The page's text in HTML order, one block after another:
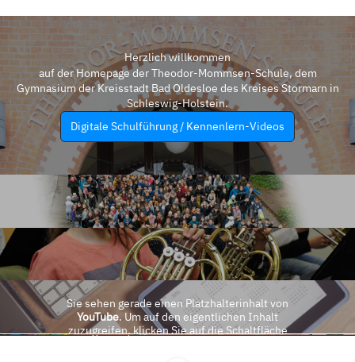
Herzlich willkommen
auf der Homepage der Theodor-Mommsen-Schule, dem
Gymnasium der Kreisstadt Bad Oldesloe des Kreises Stormarn in
Schleswig-Holstein.
Digitale Schulführung / Kennenlern-Videos
Sie sehen gerade einen Platzhalterinhalt von
YouTube. Um auf den eigentlichen Inhalt
zuzugreifen, klicken Sie auf die Schaltfläche